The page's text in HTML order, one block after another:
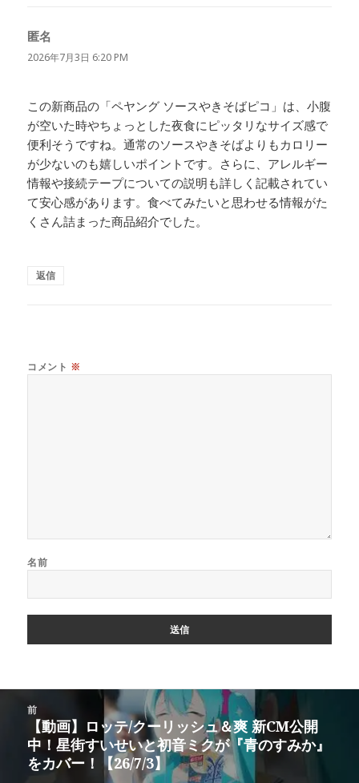
匿名
り:
2026年7月3日 6:20 PM
この新商品の「ペヤング ソースやきそばピコ」は、小腹
が空いた時やちょっとした夜食にピッタリなサイズ感で
便利そうですね。通常のソースやきそばよりもカロリー
が少ないのも嬉しいポイントです。さらに、アレルギー
情報や接続テープについての説明も詳しく記載されてい
て安心感があります。食べてみたいと思わせる情報がた
くさん詰まった商品紹介でした。
返信
コメント ※
名前
前
前
の
投
【動画】ロッテ/クーリッシュ＆爽 新CM公開
中！星街すいせいと初音ミクが『青のすみか』
をカバー！【26/7/3】